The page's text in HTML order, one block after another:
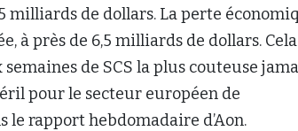
milliards de dollars. La perte
à près de 6,5 milliards de dollars. Cela
de SCS la plus couteuse
pour le secteur européen de
le rapport hebdomadaire d’Aon.